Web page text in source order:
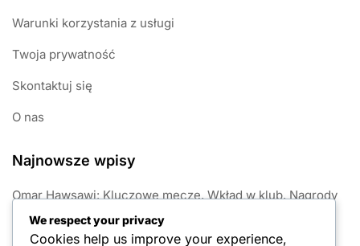
Warunki korzystania z usługi
Twoja prywatność
Skontaktuj się
O nas
Najnowsze wpisy
Omar Hawsawi: Kluczowe mecze, Wkład w klub, Nagrody
Omar Hawsawi: Wczesne życie, Kariera klubowa, Wpływ
międzynarodowy
We respect your privacy
Cookies help us improve your experience,